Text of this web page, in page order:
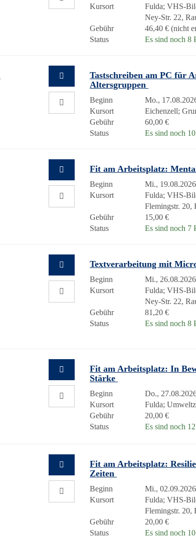
Kursort
Fulda; VHS-
Ney-Str. 22,
Gebühr
46,40 € (nicht
Status
Es sind noch 8
Tastschreiben am PC für
Altersgruppen
Beginn
Mo.,
Kursort
Eichenzell;
Gebühr
60,00 €
Status
Es sind noch
Fit am Arbeitsplatz:
Beginn
Mi.,
Kursort
Fulda; VHS-
Flemingstr. 20,
Gebühr
15,00 €
Status
Es sind noch 7
Textverarbeitung mit
Beginn
Mi.,
Kursort
Fulda; VHS-
Ney-Str. 22,
Gebühr
81,20 €
Status
Es sind noch 8
Fit am Arbeitsplatz: In
Stärke
Beginn
Do.,
Kursort
Fulda;
Gebühr
20,00 €
Status
Es sind noch
Fit am Arbeitsplatz:
Zeiten
Beginn
Mi.,
Kursort
Fulda; VHS-
Flemingstr. 20,
Gebühr
20,00 €
Status
Es sind noch